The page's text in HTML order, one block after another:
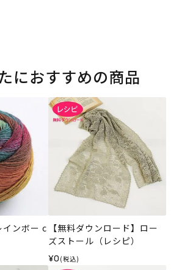
におすすめの商品
インボー c 【無料ダウンロード】ロー
ズストール（レシピ）
¥0 (税込)